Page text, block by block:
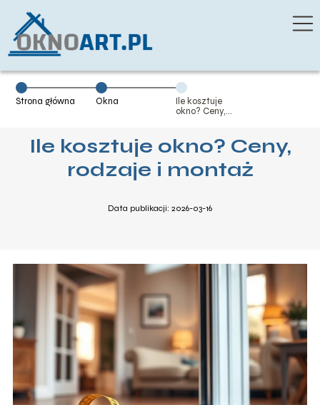
Strona główna Okna
Ile kosztuje
okno? Ceny,
Ile kosztuje okno? Ceny,
rodzaje i montaż
Data publikacji: 2026-03-16